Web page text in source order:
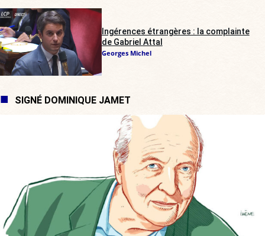
Ingérences étrangères : la complainte
de Gabriel Attal
Georges Michel
SIGNÉ DOMINIQUE JAMET